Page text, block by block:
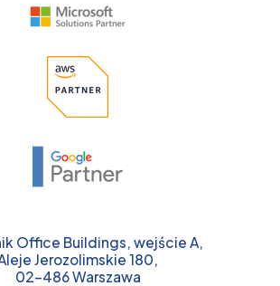
Office Buildings, wejście A,
Jerozolimskie 180,
02-486 Warszawa